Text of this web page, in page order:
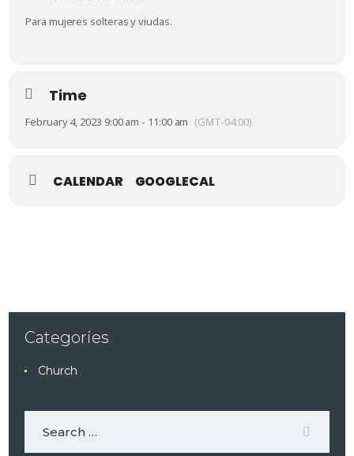
Para mujeres solteras y viudas.
Time
February 4, 2023 9:00 am - 11:00 am (GMT-04:00)
CALENDAR GOOGLECAL
Categories
Church